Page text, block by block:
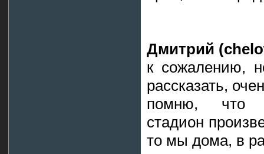
Дмитрий
к сожалению,
рассказать,
помню, что
стадион
то мы дома, в